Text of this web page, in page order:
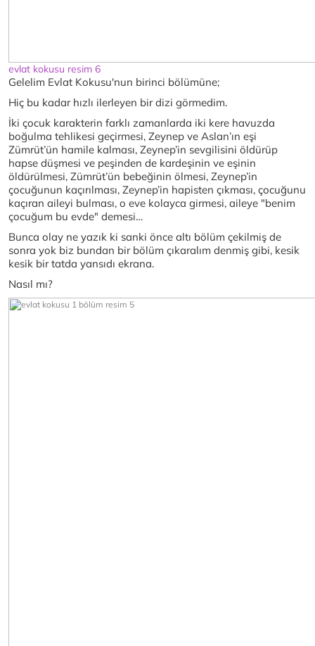
evlat kokusu resim 6
Gelelim Evlat Kokusu'nun birinci bölümüne;
Hiç bu kadar hızlı ilerleyen bir dizi görmedim.
İki çocuk karakterin farklı zamanlarda iki kere havuzda
boğulma tehlikesi geçirmesi, Zeynep ve Aslan’ın eşi
Zümrüt’ün hamile kalması, Zeynep’in sevgilisini öldürüp
hapse düşmesi ve peşinden de kardeşinin ve eşinin
öldürülmesi, Zümrüt’ün bebeğinin ölmesi, Zeynep’in
çocuğunun kaçırılması, Zeynep’in hapisten çıkması, çocuğunu
kaçıran aileyi bulması, o eve kolayca girmesi, aileye "benim
çocuğum bu evde" demesi…
Bunca olay ne yazık ki sanki önce altı bölüm çekilmiş de
sonra yok biz bundan bir bölüm çıkaralım denmiş gibi, kesik
kesik bir tatda yansıdı ekrana.
Nasıl mı?